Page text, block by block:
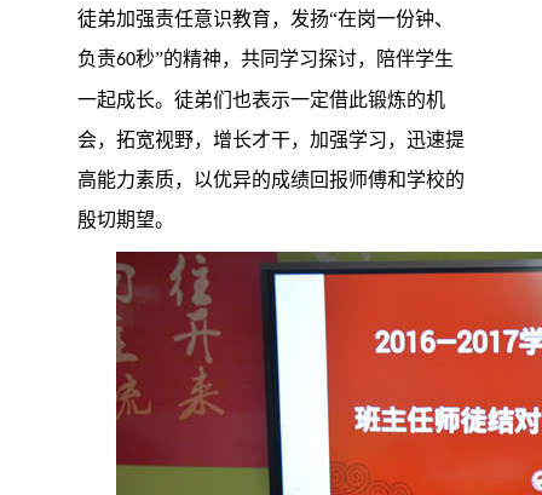
徒弟加强责任意识教育，发扬“在岗一份钟、
负责60秒”的精神，共同学习探讨，陪伴学生
一起成长。徒弟们也表示一定借此锻炼的机
会，拓宽视野，增长才干，加强学习，迅速提
高能力素质，以优异的成绩回报师傅和学校的
殷切期望。